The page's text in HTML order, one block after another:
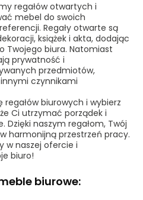
regałów otwartych i
mebel do swoich
Regały otwarte są
książek i akta, dodając
Twojego biura. Natomiast
prywatność i
przedmiotów,
czynnikami
biurowych i wybierz
Ci utrzymać porządek i
Dzięki naszym regałom, Twój
harmonijną przestrzeń pracy.
w naszej ofercie i
biuro!
biurowe: